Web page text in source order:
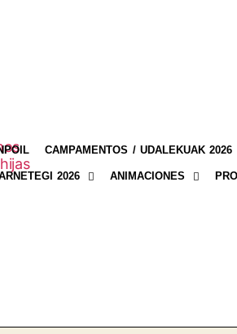
CAMPAMENTOS / UDALEKUAK 2026
2026 ANIMACIONES